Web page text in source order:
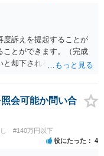
度訴えを提起することが
ことができます。（完成
と却下されるので、その
めたりで情報が出回らな
会可能か問い合
#140万円以下
役にたった 4